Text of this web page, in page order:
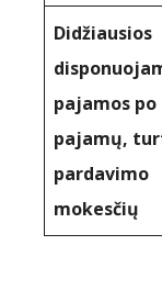
Didžiausios
pajamos po
pajamų,
pardavimo
mokesčių